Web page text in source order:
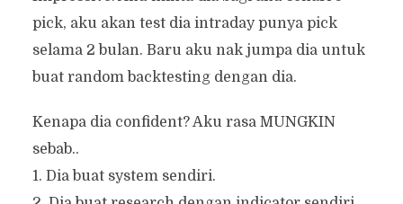
pick, aku akan test dia intraday punya pick
selama 2 bulan. Baru aku nak jumpa dia untuk
buat random backtesting dengan dia.
Kenapa dia confident? Aku rasa MUNGKIN
sebab..
1. Dia buat system sendiri.